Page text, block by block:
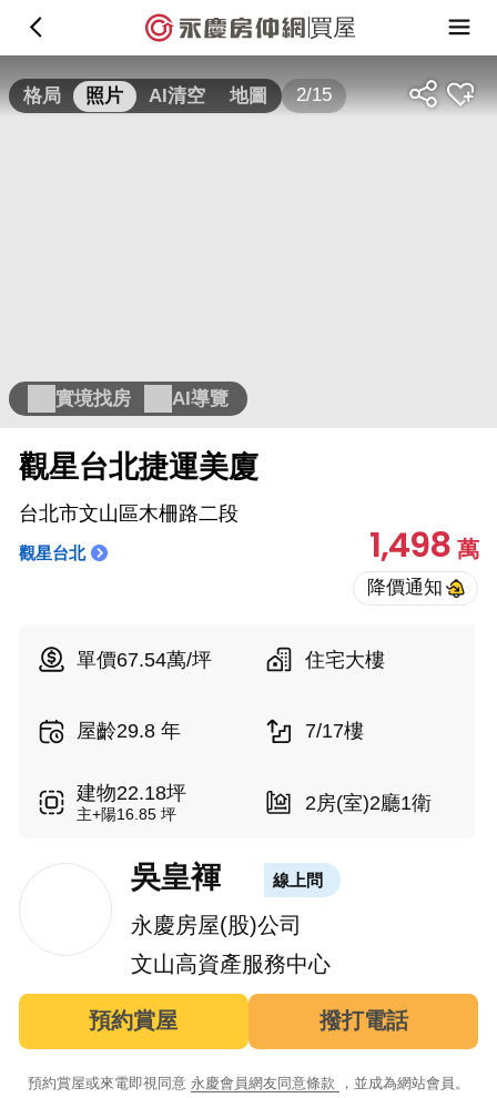
買屋
格局 照片 AI清空 地圖 2/15
實境找房 AI導覽
觀星台北捷運美廈
台北市文山區木柵路二段
觀星台北 1,498萬
單價67.54萬/坪 住宅大樓
屋齡29.8 年 7/17樓
建物22.18坪
主+陽16.85 坪 2房(室)2廳1衛
吳皇褌 線上問
永慶房屋(股)公司
文山高資產服務中心
預約賞屋 撥打電話
預約賞屋或來電即視同意 永慶會員網友同意條款 ，並成為網站會員。